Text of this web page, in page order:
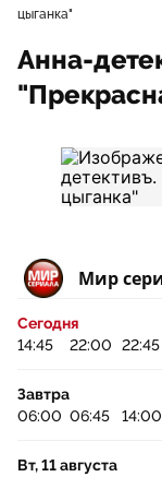
цыганка"
Анна-
Мир
Сегодня
14:45
22:00 22:45
Завтра
06:00 06:45 14:00
Вт, 11 августа